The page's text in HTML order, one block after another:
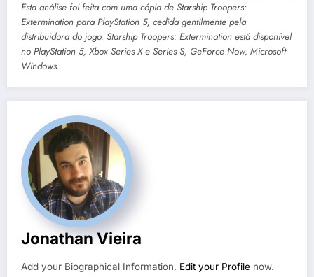
Esta análise foi feita com uma cópia de Starship Troopers:
Extermination para PlayStation 5, cedida gentilmente pela
distribuidora do jogo. Starship Troopers: Extermination está disponível
no PlayStation 5, Xbox Series X e Series S, GeForce Now, Microsoft
Windows.
Jonathan Vieira
Add your Biographical Information. Edit your Profile now.